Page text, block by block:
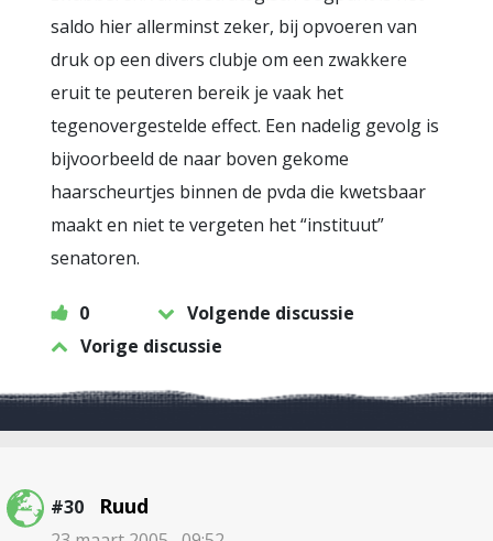
saldo hier allerminst zeker, bij opvoeren van
druk op een divers clubje om een zwakkere
eruit te peuteren bereik je vaak het
tegenovergestelde effect. Een nadelig gevolg is
bijvoorbeeld de naar boven gekome
haarscheurtjes binnen de pvda die kwetsbaar
maakt en niet te vergeten het “instituut”
senatoren.
0
Volgende discussie
Vorige discussie
#30 Ruud